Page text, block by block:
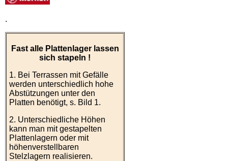
.
Fast alle Plattenlager lassen
sich stapeln !
1. Bei Terrassen mit Gefälle
werden unterschiedlich hohe
Abstützungen unter den
Platten benötigt, s. Bild 1.
2. Unterschiedliche Höhen
kann man mit gestapelten
Plattenlagern oder mit
höhenverstellbaren
Stelzlagern realisieren.